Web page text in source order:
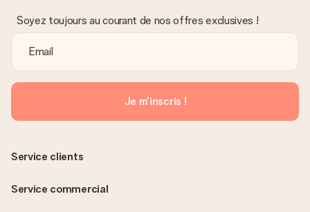
Soyez toujours au courant de nos offres exclusives !
Je m'inscris !
Service clients
Service commercial